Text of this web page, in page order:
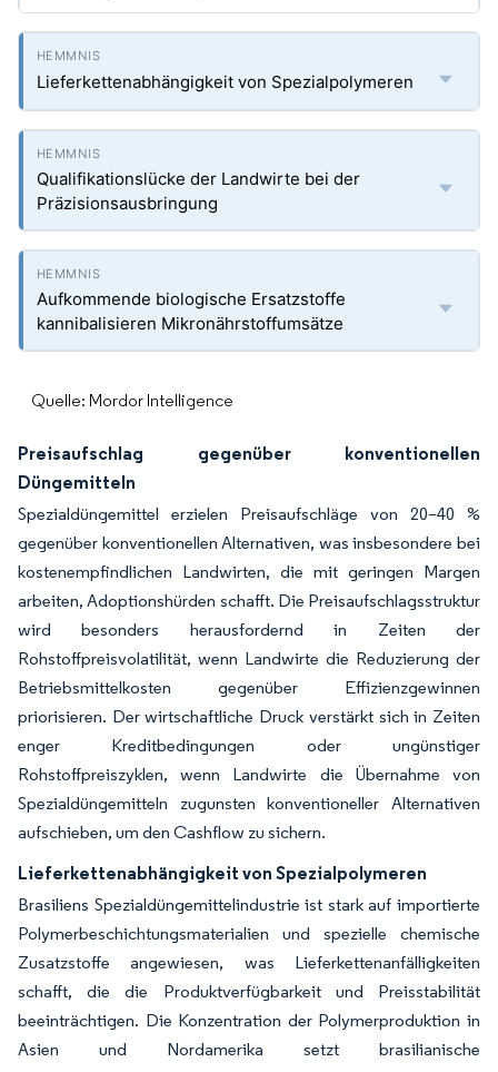
Lieferkettenabhängigkeit von Spezialpolymeren
Qualifikationslücke der Landwirte bei der
Präzisionsausbringung
Aufkommende biologische Ersatzstoffe
kannibalisieren Mikronährstoffumsätze
Quelle: Mordor Intelligence
Preisaufschlag gegenüber konventionellen
Düngemitteln
Spezialdüngemittel erzielen Preisaufschläge von 20–40 %
gegenüber konventionellen Alternativen, was insbesondere bei
kostenempfindlichen Landwirten, die mit geringen Margen
arbeiten, Adoptionshürden schafft. Die Preisaufschlagsstruktur
wird besonders herausfordernd in Zeiten der
Rohstoffpreisvolatilität, wenn Landwirte die Reduzierung der
Betriebsmittelkosten gegenüber Effizienzgewinnen
priorisieren. Der wirtschaftliche Druck verstärkt sich in Zeiten
enger Kreditbedingungen oder ungünstiger
Rohstoffpreiszyklen, wenn Landwirte die Übernahme von
Spezialdüngemitteln zugunsten konventioneller Alternativen
aufschieben, um den Cashflow zu sichern.
Lieferkettenabhängigkeit von Spezialpolymeren
Brasiliens Spezialdüngemittelindustrie ist stark auf importierte
Polymerbeschichtungsmaterialien und spezielle chemische
Zusatzstoffe angewiesen, was Lieferkettenanfälligkeiten
schafft, die die Produktverfügbarkeit und Preisstabilität
beeinträchtigen. Die Konzentration der Polymerproduktion in
Asien und Nordamerika setzt brasilianische